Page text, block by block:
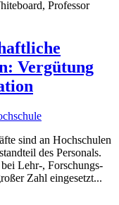
Vergütung
sind an Hochschulen
des Personals.
Lehr-, Forschungs-
Zahl eingesetzt...